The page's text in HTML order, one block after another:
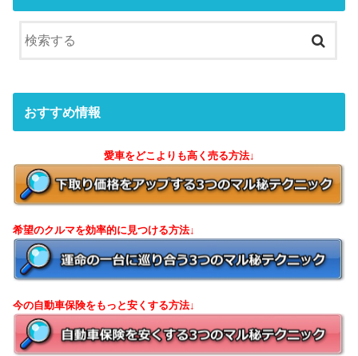
おすすめ情報
愛車をどこよりも高く売る方法↓
希望のクルマを効率的に見つける方法↓
今の自動車保険をもっと安くする方法↓